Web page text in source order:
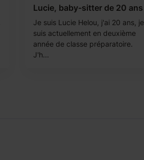
Lucie, baby-sitter de 20 ans
Je suis Lucie Helou, j'ai 20 ans, je
suis actuellement en deuxième
année de classe préparatoire.
J'h...